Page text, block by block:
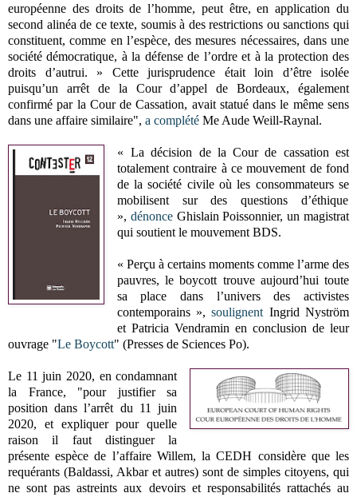
européenne des droits de l’homme, peut être, en application du
second alinéa de ce texte, soumis à des restrictions ou sanctions qui
constituent, comme en l’espèce, des mesures nécessaires, dans une
société démocratique, à la défense de l’ordre et à la protection des
droits d’autrui. » Cette jurisprudence était loin d’être isolée
puisqu’un arrêt de la Cour d’appel de Bordeaux, également
confirmé par la Cour de Cassation, avait statué dans le même sens
dans une affaire similaire", a complété Me Aude Weill-Raynal.
« La décision de la Cour de cassation est
totalement contraire à ce mouvement de fond
de la société civile où les consommateurs se
mobilisent sur des questions d’éthique
», dénonceGhislain Poissonnier, un magistrat
qui soutient le mouvement BDS.
« Perçu à certains moments comme l’arme des
pauvres, le boycott trouve aujourd’hui toute
sa place dans l’univers des activistes
contemporains »,soulignent Ingrid Nyström
et Patricia Vendramin en conclusion de leur
ouvrage "Le Boycott" (Presses de Sciences Po).
Le 11 juin 2020, en condamnant
la France, "pour justifier sa
position dans l’arrêt du 11 juin
2020, et expliquer pour quelle
raison il faut distinguer la
présente espèce de l’affaire Willem, la CEDH considère que les
requérants (Baldassi, Akbar et autres) sont de simples citoyens, qui
ne sont pas astreints aux devoirs et responsabilités rattachés au